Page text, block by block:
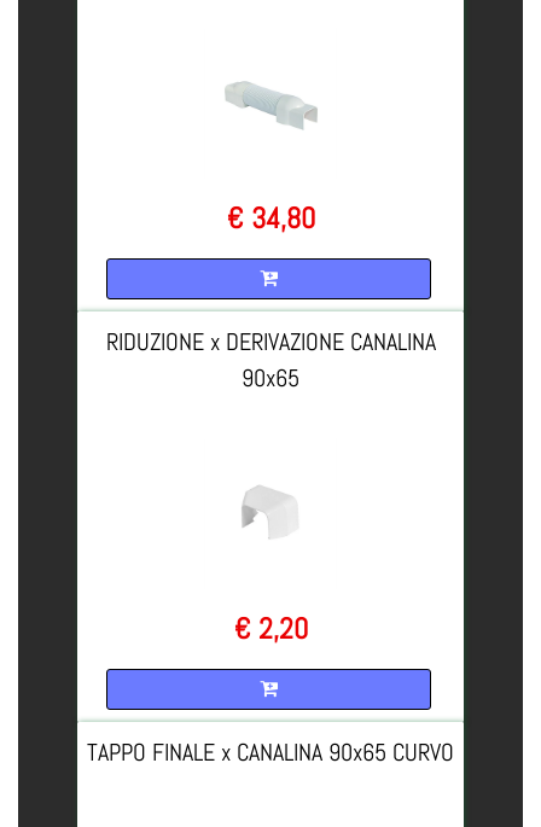
€ 34,80
RIDUZIONE x DERIVAZIONE CANALINA
90x65
€ 2,20
TAPPO FINALE x CANALINA 90x65 CURVO